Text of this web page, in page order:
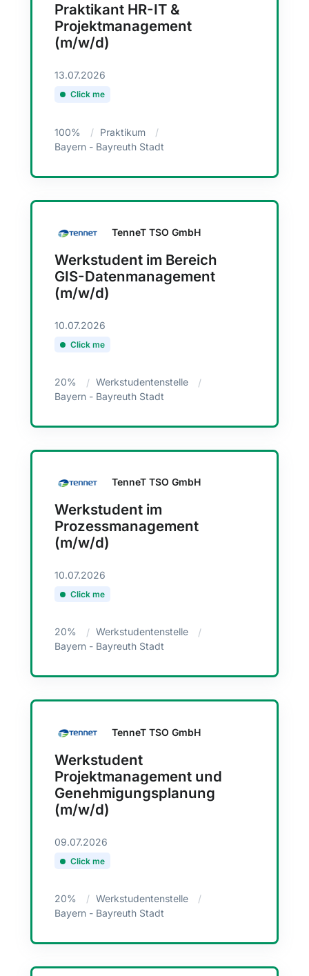
Praktikant HR-IT &
Projektmanagement
(m/w/d)
13.07.2026
Click me
100%
Praktikum
Bayern - Bayreuth Stadt
TenneT TSO GmbH
Werkstudent im Bereich
GIS-Datenmanagement
(m/w/d)
10.07.2026
Click me
20%
Werkstudentenstelle
Bayern - Bayreuth Stadt
TenneT TSO GmbH
Werkstudent im
Prozessmanagement
(m/w/d)
10.07.2026
Click me
20%
Werkstudentenstelle
Bayern - Bayreuth Stadt
TenneT TSO GmbH
Werkstudent
Projektmanagement und
Genehmigungsplanung
(m/w/d)
09.07.2026
Click me
20%
Werkstudentenstelle
Bayern - Bayreuth Stadt